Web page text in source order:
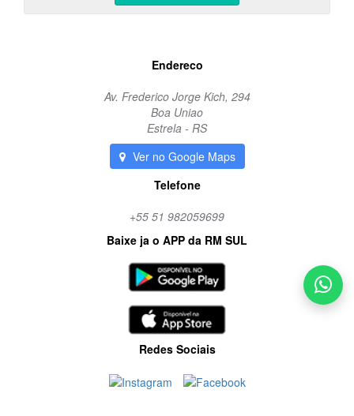
Endereco
Av. Frederico Jorge Kich, 294
Boa Uniao
Estrela - RS
Ver no Google Maps
Telefone
+55 51 982059699
Baixe ja o APP da RM SUL
Redes Sociais